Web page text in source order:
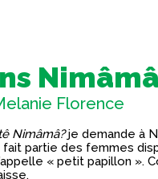
Nimâmâ
Florence
Nimâmâ?je demande à
partie des femmes
« petit papillon ».